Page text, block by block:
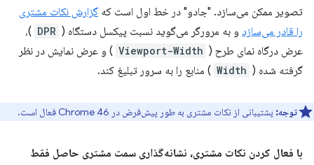
تصویر ممکن می‌سازد. "جادو" در خط اول است که گزارش نکات مشتری
را قادر می‌سازد و به مرورگر می‌گوید نسبت پیکسل دستگاه ( DPR )،
عرض درگاه نمای طرح ( Viewport-Width ) و عرض نمایش در نظر
گرفته شده ( Width ) منابع را به سرور تبلیغ کند.
توجه: پشتیبانی از نکات مشتری به طور پیش‌فرض در Chrome 46 فعال است.
با فعال کردن نکات مشتری، نشانه‌گذاری سمت مشتری حاصل فقط